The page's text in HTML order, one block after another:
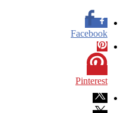
Facebook
Pinterest